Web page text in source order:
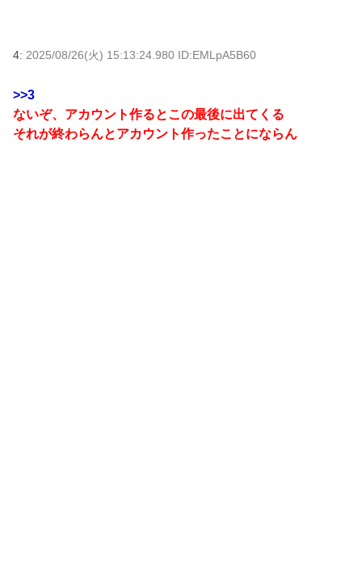
4: 2025/08/26(火) 15:13:24.980 ID:EMLpA5B60
>>3
ないぞ、アカウント作るとこの最後に出てくる
それが終わらんとアカウント作ったことにならん